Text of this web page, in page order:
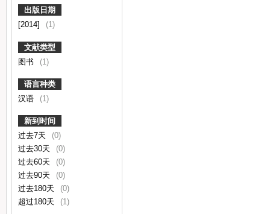
出版日期
[2014]
(1)
文献类型
图书
(1)
语言种类
汉语
(1)
新到时间
过去7天
(0)
过去30天
(0)
过去60天
(0)
过去90天
(0)
过去180天
(0)
超过180天
(1)